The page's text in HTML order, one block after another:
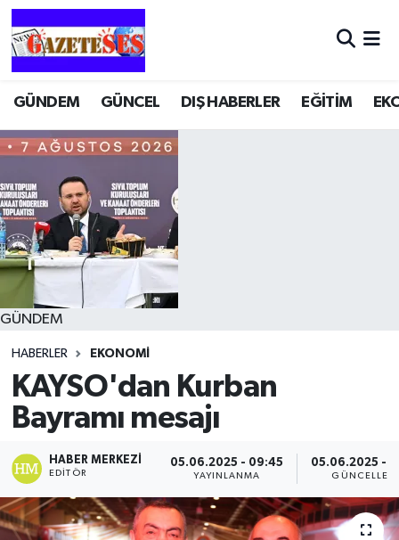
GÜNDEM GÜNCEL DIŞ HABERLER EĞİTİM
GÜNDEM
HABERLER EKONOMİ
KAYSO'dan Kurban
Bayramı mesajı
HABER MERKEZI
EDITÖR
05.06.2025 - 09:45
YAYINLANMA
05.06.2025 -